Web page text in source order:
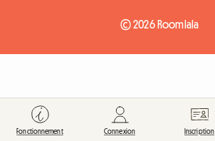
© 2026 Roomlala
Fonctionnement Connexion Inscription